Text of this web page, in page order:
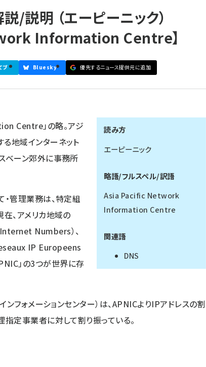
/説明 （エーピーニック）
Information Centre】
ブ Bluesky 優先するニュース提供元に追加
読み方
エーピーニック
略語/フルスペル/訳語
Asia Pacific Network
Information Centre
関連語
DNS
Centre」の略。アジ
地域インターネット
スベーン郊外に事務所
・管理業務は、特定組
在、アメリカ地域の
Numbers）、
IP Europeens
」の3つが世界に存
ンフォメーションセンター）は、APNICよりIPアドレスの割
指定事業者に対して割り振っている。